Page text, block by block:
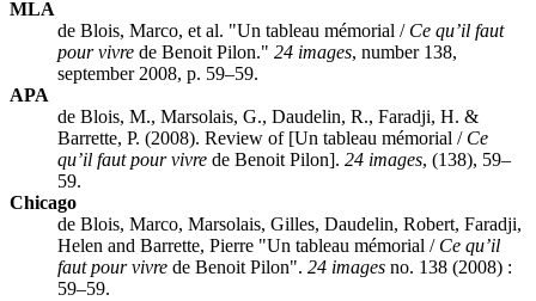
MLA
de Blois, Marco, et al. "Un tableau mémorial / Ce qu’il faut
pour vivre de Benoit Pilon." 24 images, number 138,
september 2008, p. 59–59.
APA
de Blois, M., Marsolais, G., Daudelin, R., Faradji, H. &
Barrette, P. (2008). Review of [Un tableau mémorial / Ce
qu’il faut pour vivre de Benoit Pilon]. 24 images, (138), 59–
59.
Chicago
de Blois, Marco, Marsolais, Gilles, Daudelin, Robert, Faradji,
Helen and Barrette, Pierre "Un tableau mémorial / Ce qu’il
faut pour vivre de Benoit Pilon". 24 images no. 138 (2008) :
59–59.